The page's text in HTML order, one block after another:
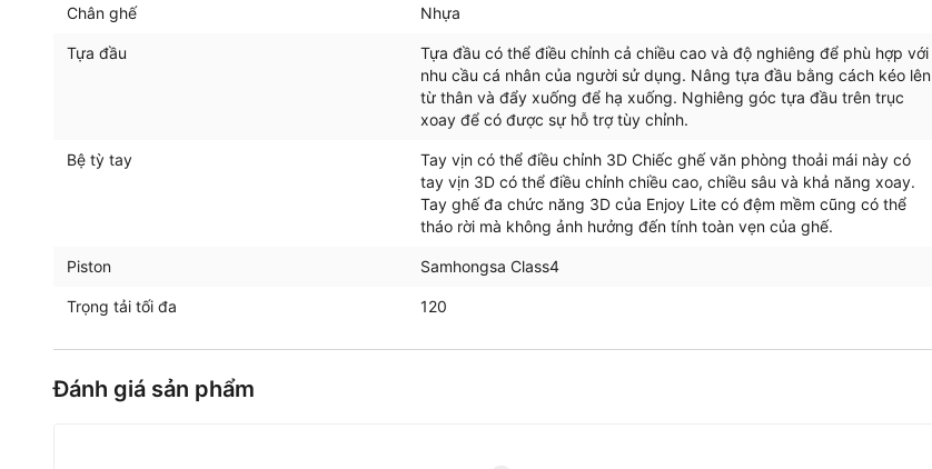
Chân ghế Nhựa
Tựa đầu
Tựa đầu có thể điều chỉnh cả chiều cao và độ nghiêng để phù hợp với
nhu cầu cá nhân của người sử dụng. Nâng tựa đầu bằng cách kéo lên
từ thân và đẩy xuống để hạ xuống. Nghiêng góc tựa đầu trên trục
xoay để có được sự hỗ trợ tùy chỉnh.
Bệ tỳ tay
Tay vịn có thể điều chỉnh 3D Chiếc ghế văn phòng thoải mái này có
tay vịn 3D có thể điều chỉnh chiều cao, chiều sâu và khả năng xoay.
Tay ghế đa chức năng 3D của Enjoy Lite có đệm mềm cũng có thể
tháo rời mà không ảnh hưởng đến tính toàn vẹn của ghế.
Piston Samhongsa Class4
Trọng tải tối đa 120
Đánh giá sản phẩm